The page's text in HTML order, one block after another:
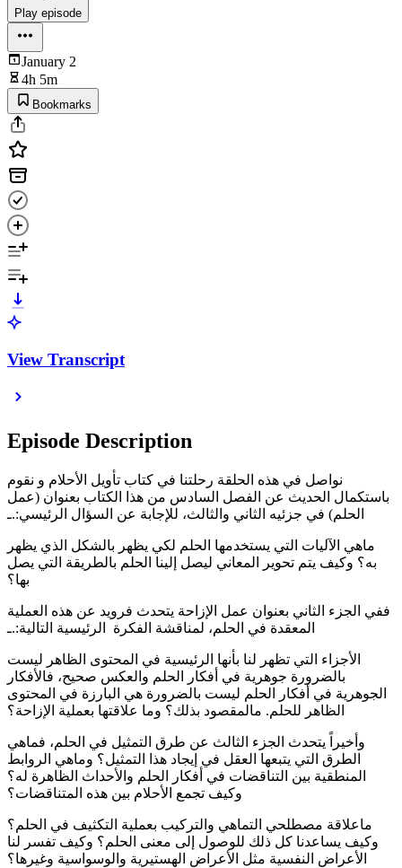
Play episode
January 2
4h 5m
Bookmarks
View Transcript
Episode Description
نواصل في هذه الحلقة رحلتنا في كتاب تأويل الأحلام و نقوم
باستكمال الحديث عن الفصل السادس من هذا الكتاب بعنوان (عمل
الحلم) في جزئيه الثاني والثالث، للإجابة عن السؤال الرئيسي:.ـ
ماهي الآليات التي يستخدمها الحلم لكي يظهر بالشكل الذي يظهر
به؟ وكيف يتم تحوير المعاني ليصل إلينا الحلم بالطريقة التي يصل
ففي الجزء الثاني بعنوان عمل الإزاحة يتحدث فرويد عن هذه العملية
المعقدة في الحلم، لمناقشة الفكرة الرئيسية التالية:.ـ
الأجزاء التي تظهر لنا بأنها الرئيسية في المحتوى الظاهر ليست
بالضرورة جوهرية في أفكار الحلم والعكس صحيح، فالأفكار
الجوهرية في أفكار الحلم ليست بالضرورة هي البارزة في المحتوى
وأخيراً يتحدث الجزء الثالث عن طرق التمثيل في الحلم، فماهي
الطرق التي يتبعها العقل في إيجاد هذا التمثيل؟ وماهي الروابط
المنطقية بين التناقضات في أفكار الحلم والأحداث الظاهرة له؟
وكيف تجمع الأحلام بين هذه المتناقضات؟
ماعلاقة مصطلحي التماهي والتركيب بعملية التكثيف في الحلم؟
وكيف يساعدنا كل ذلك للوصول إلى معنى الحلم؟ وكيف تفسر لنا
الأعراض النفسية مثل الأعراض الهستيرية والوسواسية وغيرها؟